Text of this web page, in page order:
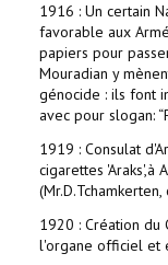
1916 : Un certain
favorable aux
papiers pour
Mouradian y
génocide : ils font
avec pour slogan:
1919 : Consulat
cigarettes 'Araks',à
1920 : Création du
l'organe officiel et